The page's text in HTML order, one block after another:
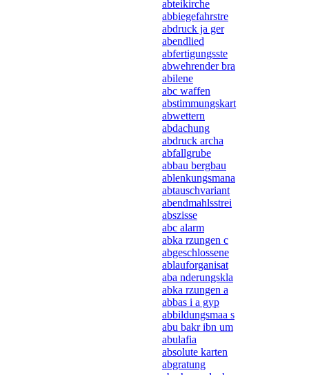
abteikirche
abbiegefahrstre
abdruck ja ger
abendlied
abfertigungsste
abwehrender bra
abilene
abc waffen
abstimmungskart
abwettern
abdachung
abdruck archa
abfallgrube
abbau bergbau
ablenkungsmana
abtauschvariant
abendmahlsstrei
abszisse
abc alarm
abka rzungen c
abgeschlossene
ablauforganisat
aba nderungskla
abka rzungen a
abbas i a gyp
abbildungsmaa s
abu bakr ibn um
abulafia
absolute karten
abgratung